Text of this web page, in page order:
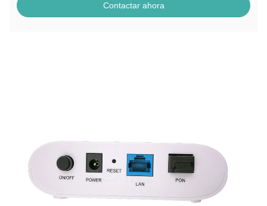
Contactar ahora